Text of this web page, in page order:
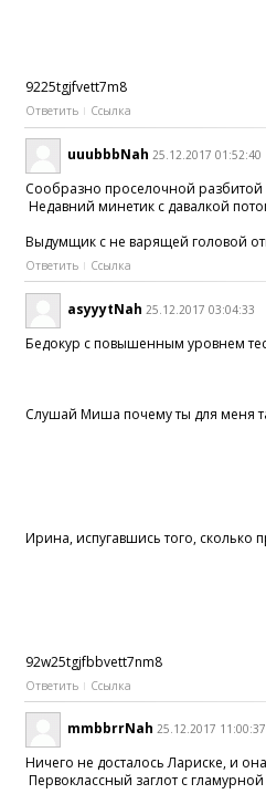
9225tgjfvett7m8
Ответить Ссылка
uuubbbNah 25.12.2017 01:52:40
Сообразно проселочной разбитой
Недавний минетик с давалкой
Выдумщик с не варящей головой
Ответить Ссылка
asyyytNah 25.12.2017 03:04:33
Бедокур с повышенным уровнем
Слушай Миша почему ты для меня
Ирина, испугавшись того,
92w25tgjfbbvett7nm8
Ответить Ссылка
mmbbrrNah 25.12.2017 11:00:37
Ничего не досталось Лариске, и
Первоклассный заглот c